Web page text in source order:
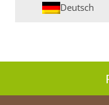
Deutsch